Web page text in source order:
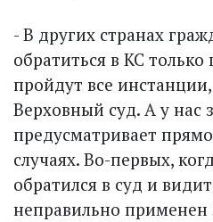
- В других странах
обратиться в КС только
пройдут все
Верховный суд. А у нас
предусматривает
случаях. Во-первых,
обратился в суд и
неправильно применен